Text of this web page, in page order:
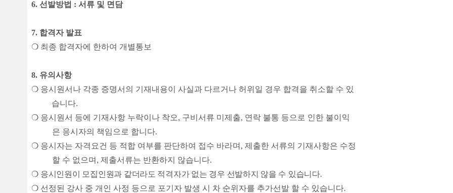
6. 선발방법 : 서류 및 면담
7. 합격자 발표
❍ 최종 합격자에 한하여 개별통보
8. 유의사항
❍ 응시원서나 각종 증명서의 기재내용이 사실과 다르거나 허위일 경우 합격을 취소할 수 있
습니다.
❍ 응시원서 등에 기재사항 누락이나 착오, 구비서류 미제출, 연락 불통 등으로 인한 불이익
은 응시자의 책임으로 합니다.
❍ 응시자는 자격요건 등 적합 여부를 판단하여 접수 바라며 , 제출한 서류의 기재사항은 수정
할 수 없으며 ,제출서류는 반환하지 않습니다.
❍ 응시인원이 모집인원과 같더라도 적격자가 없는 경우 선발하지 않을 수 있습니다.
❍ 선정된 강사 중 개인 사정 등으로 포기자 발생 시 차 순위자를 추가선발 할 수 있습니다.